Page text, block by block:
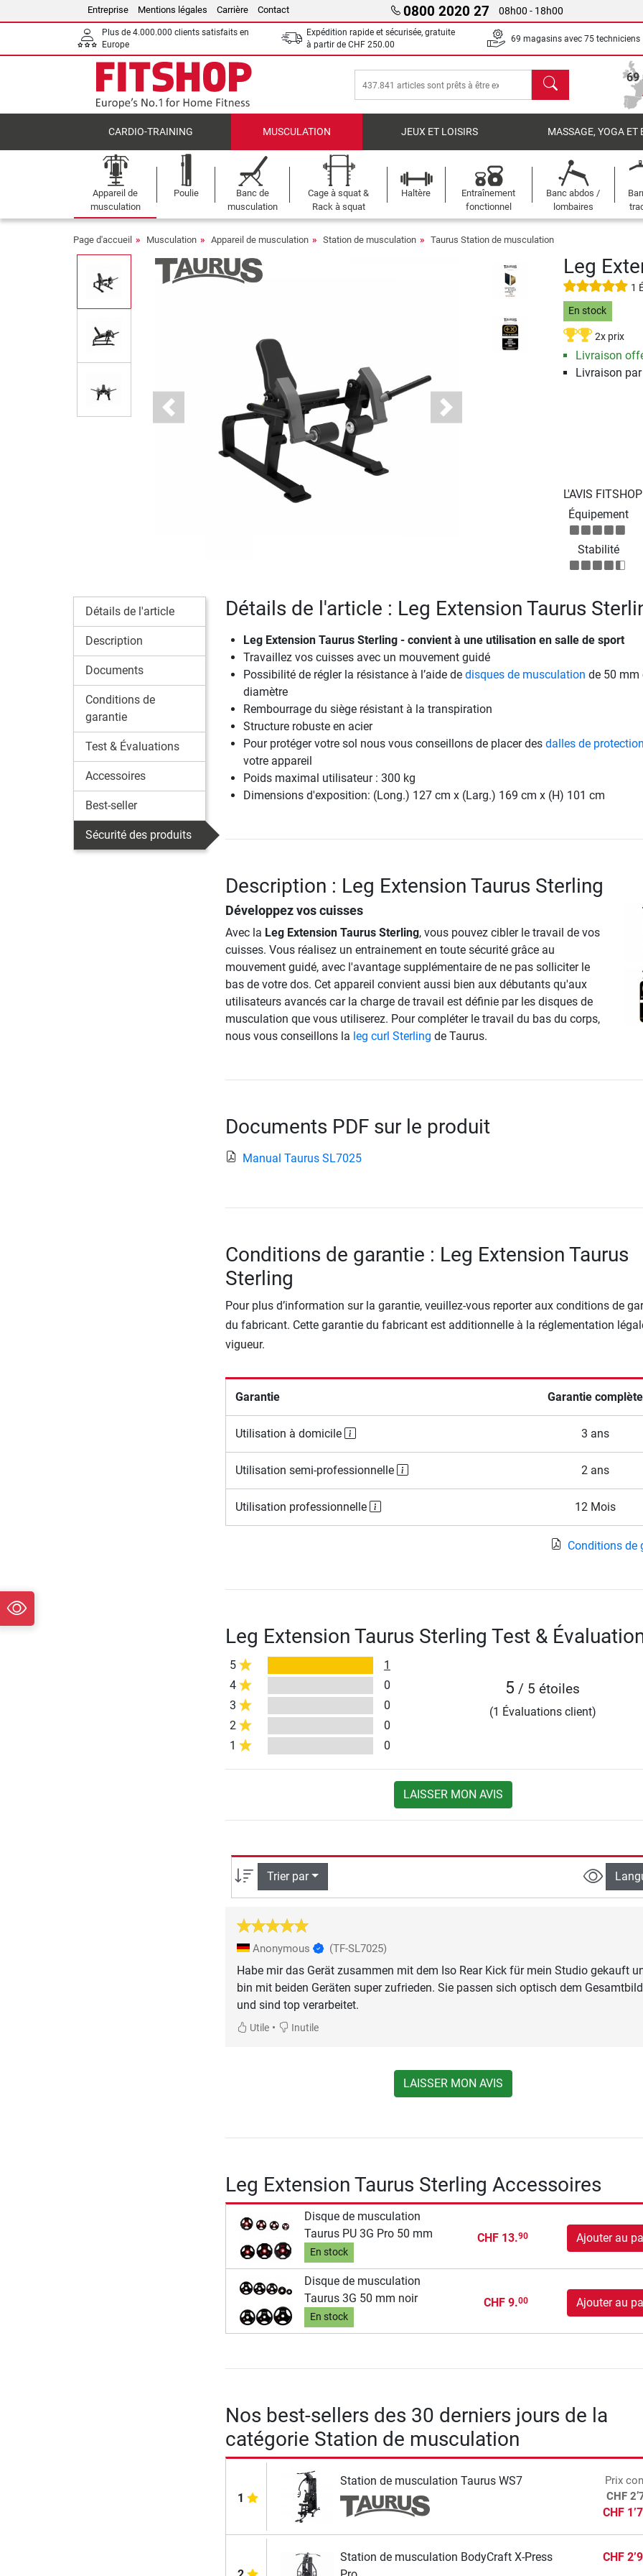
Entreprise Mentions légales Carrière Contact 0800 2020 27 08h00 - 18h00
Plus de 4.000.000 clients satisfaits en
Europe
Expédition rapide et sécurisée, gratuite
à partir de CHF 250.00
69 magasins avec 75 techniciens
chercher 69
CARDIO-TRAINING MUSCULATION JEUX ET LOISIRS MASSAGE, YOGA ET
Appareil de
musculation
Poulie
Banc de
musculation
Cage à squat &
Rack à squat
Haltère
Entraînement
fonctionnel
Banc abdos /
lombaires
Page d'accueil Musculation Appareil de musculation Station de musculation Taurus Station de musculation
Previous Next
Leg
1
En stock
2x prix
Livraison
Livraison
L'AVIS FITSHOP
Équipement
Stabilité
Détails de l'article
Description
Documents
Conditions de
garantie
Test & Évaluations
Accessoires
Best-seller
Sécurité des produits
Détails de l'article : Leg Extension Taurus
Leg Extension Taurus Sterling - convient à une utilisation en salle de sport
Travaillez vos cuisses avec un mouvement guidé
Possibilité de régler la résistance à l’aide de disques de musculation de 50 mm
diamètre
Rembourrage du siège résistant à la transpiration
Structure robuste en acier
Pour protéger votre sol nous vous conseillons de placer des dalles de protection
votre appareil
Poids maximal utilisateur : 300 kg
Dimensions d'exposition: (Long.) 127 cm x (Larg.) 169 cm x (H) 101 cm
Description : Leg Extension Taurus Sterling
Développez vos cuisses
Avec la Leg Extension Taurus Sterling, vous pouvez cibler le travail de vos
cuisses. Vous réalisez un entrainement en toute sécurité grâce au
mouvement guidé, avec l'avantage supplémentaire de ne pas solliciter le
bas de votre dos. Cet appareil convient aussi bien aux débutants qu'aux
utilisateurs avancés car la charge de travail est définie par les disques de
musculation que vous utiliserez. Pour compléter le travail du bas du corps,
nous vous conseillons la leg curl Sterling de Taurus.
Documents PDF sur le produit
Manual Taurus SL7025
Conditions de garantie : Leg Extension Taurus
Sterling
Pour plus d’information sur la garantie, veuillez-vous reporter aux conditions de
du fabricant. Cette garantie du fabricant est additionnelle à la réglementation
vigueur.
Garantie Garantie complète
Utilisation à domicile 3 ans
Utilisation semi-professionnelle 2 ans
Utilisation professionnelle 12 Mois
Conditions de
Leg Extension Taurus Sterling Test &
5
1
4
0
3
0
2
0
1
0
5 / 5 étoiles
(1 Évaluations client)
LAISSER MON AVIS
Trier par
Anonymous (TF-SL7025)
Habe mir das Gerät zusammen mit dem Iso Rear Kick für mein Studio gekauft
bin mit beiden Geräten super zufrieden. Sie passen sich optisch dem
und sind top verarbeitet.
Utile• Inutile
LAISSER MON AVIS
Leg Extension Taurus Sterling Accessoires
Disque de musculation
Taurus PU 3G Pro 50 mm
En stock
CHF 13.90 Ajouter au
Disque de musculation
Taurus 3G 50 mm noir
En stock
CHF 9.00 Ajouter au
Nos best-sellers des 30 derniers jours de la
catégorie Station de musculation
1
Station de musculation Taurus WS7
Prix
CHF
CHF
Station de musculation BodyCraft X-Press
CHF